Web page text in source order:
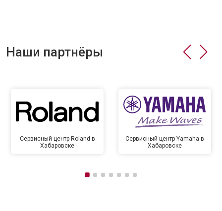
Наши партнёры
Сервисный центр Roland в
Хабаровске
Сервисный центр Yamaha в
Хабаровске